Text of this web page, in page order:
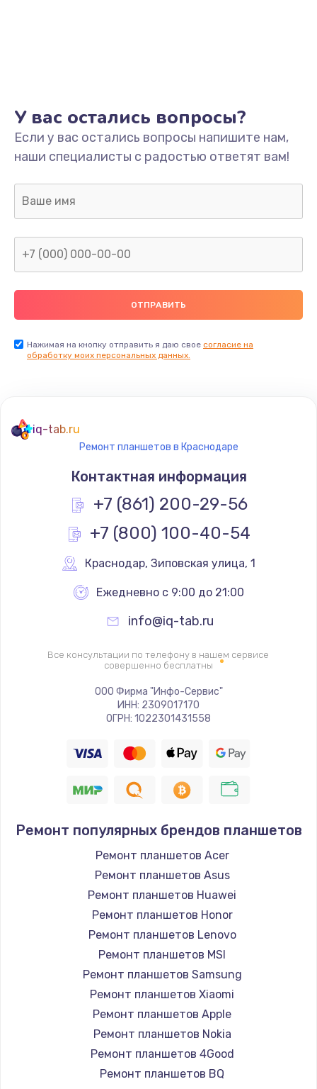
Замена/Pемонт карбюратора
1300 руб.
Заказать
Ремонт капиллярной трубки
400 руб.
Заказать
Замена термостата
1200 руб.
Заказать
Замена реле
Замена термопредохранителя
700 руб.
Заказать
Замена ТЭНа
2500 руб.
1400 руб.
Замена / ремонт электронного модуля
управления
600 руб.
Замена конфорки
1100 руб.
Замена платы сенсора
900 руб.
У вас остались вопросы?
Если у вас остались вопросы напишите нам,
наши специалисты с радостью ответят вам!
Нажимая на кнопку отправить я даю свое согласие на
обработку моих персональных данных.
iq-tab.ru
Ремонт планшетов в Краснодаре
Контактная информация
+7 (861) 200-29-56
+7 (800) 100-40-54
Краснодар, Зиповская улица, 1
Ежедневно с 9:00 до 21:00
info@iq-tab.ru
Все консультации по телефону в нашем сервисе
совершенно бесплатны
ООО Фирма "Инфо-Сервис"
ИНН: 2309017170
ОГРН: 1022301431558
Ремонт популярных брендов планшетов
Ремонт планшетов Acer
Ремонт планшетов Asus
Ремонт планшетов Huawei
Ремонт планшетов Honor
Ремонт планшетов Lenovo
Ремонт планшетов MSI
Ремонт планшетов Samsung
Ремонт планшетов Xiaomi
Ремонт планшетов Apple
Ремонт планшетов Nokia
Ремонт планшетов 4Good
Ремонт планшетов BQ